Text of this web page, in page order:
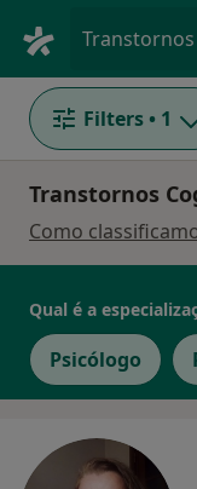
Transtornos
Filters • 1
Transtornos
Como
Qual é a
Psicólogo